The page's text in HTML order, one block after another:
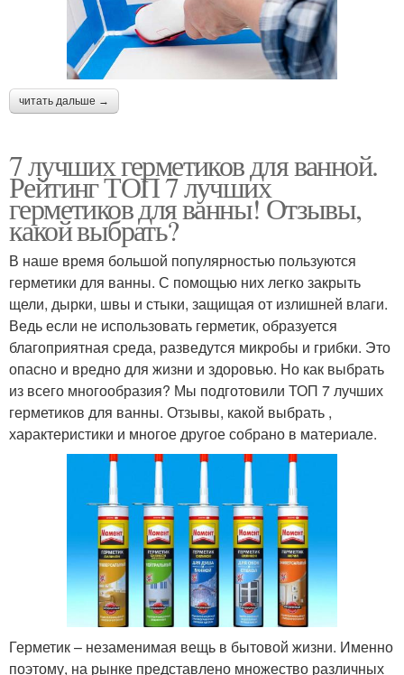
читать дальше →
7 лучших герметиков для ванной.
Рейтинг ТОП 7 лучших
герметиков для ванны! Отзывы,
какой выбрать?
В наше время большой популярностью пользуются
герметики для ванны. С помощью них легко закрыть
щели, дырки, швы и стыки, защищая от излишней влаги.
Ведь если не использовать герметик, образуется
благоприятная среда, разведутся микробы и грибки. Это
опасно и вредно для жизни и здоровью. Но как выбрать
из всего многообразия? Мы подготовили ТОП 7 лучших
герметиков для ванны. Отзывы, какой выбрать ,
характеристики и многое другое собрано в материале.
Герметик – незаменимая вещь в бытовой жизни. Именно
поэтому, на рынке представлено множество различных